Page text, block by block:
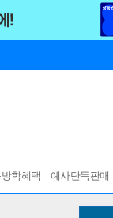
학혜택 예사단독판매